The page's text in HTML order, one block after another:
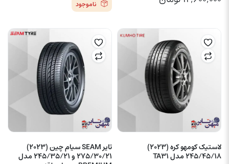
ناموجود
لاستیک کومهو کره (2023)
245/45/18 مدل TA31
تایر SEAM سیام چین (2023)
275/30/21 و 245/35/21 مدل